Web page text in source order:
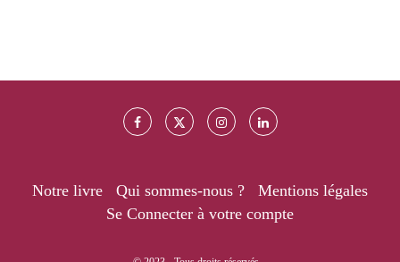
Notre livre Qui sommes-nous ?
Mentions légales
Se Connecter à votre compte